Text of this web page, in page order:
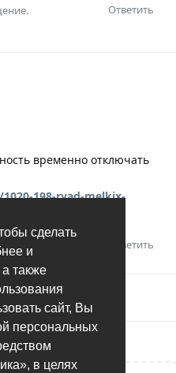
сделать
и
также
сайт, Вы
персональных
в целях
Ответить
временно отключать
198-ryad-melkix-
Ответить
тег.